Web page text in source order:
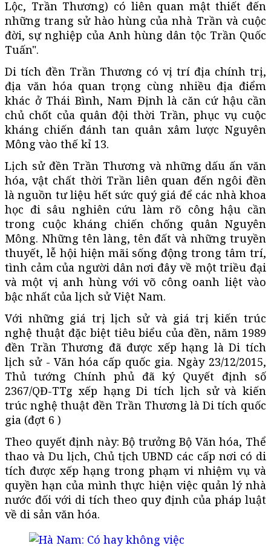
Lộc, Trần Thương) có liên quan mật thiết đến
những trang sử hào hùng của nhà Trần và cuộc
đời, sự nghiệp của Anh hùng dân tộc Trần Quốc
Tuấn".
Di tích đền Trần Thương có vị trí địa chính trị,
địa văn hóa quan trọng cùng nhiều địa điểm
khác ở Thái Bình, Nam Định là căn cứ hậu cần
chủ chốt của quân đội thời Trần, phục vụ cuộc
kháng chiến đánh tan quân xâm lược Nguyên
Mông vào thế kỉ 13.
Lịch sử đền Trần Thương và những dấu ấn văn
hóa, vật chất thời Trần liên quan đến ngôi đền
là nguồn tư liệu hết sức quý giá để các nhà khoa
học đi sâu nghiên cứu làm rõ công hậu cần
trong cuộc kháng chiến chống quân Nguyên
Mông. Những tên làng, tên đất và những truyền
thuyết, lễ hội hiện mãi sống động trong tâm trí,
tình cảm của người dân nơi đây về một triều đại
và một vị anh hùng với võ công oanh liệt vào
bậc nhất của lịch sử Việt Nam.
Với những giá trị lịch sử và giá trị kiến trúc
nghệ thuật đặc biệt tiêu biểu của đền, năm 1989
đền Trần Thương đã được xếp hạng là Di tích
lịch sử - Văn hóa cấp quốc gia. Ngày 23/12/2015,
Thủ tướng Chính phủ đã ký Quyết định số
2367/QĐ-TTg xếp hạng Di tích lịch sử và kiến
trúc nghệ thuật đền Trần Thương là Di tích quốc
gia (đợt 6 )
Theo quyết định này: Bộ trưởng Bộ Văn hóa, Thể
thao và Du lịch, Chủ tịch UBND các cấp nơi có di
tích được xếp hạng trong phạm vi nhiệm vụ và
quyền hạn của mình thực hiện việc quản lý nhà
nước đối với di tích theo quy định của pháp luật
về di sản văn hóa.